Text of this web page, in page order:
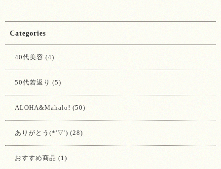
Categories
40代美容 (4)
50代若返り (5)
ALOHA&Mahalo! (50)
ありがとう(*'▽') (28)
おすすめ商品 (1)